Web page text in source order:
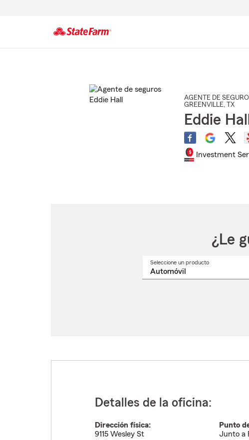
AGENTE DE
GREENVILLE, TX
Eddie Hall
Investment
¿Le
Seleccione un productoSeleccione
Detalles de la oficina:
Dirección física:
9115 Wesley St
Punto
Junto a